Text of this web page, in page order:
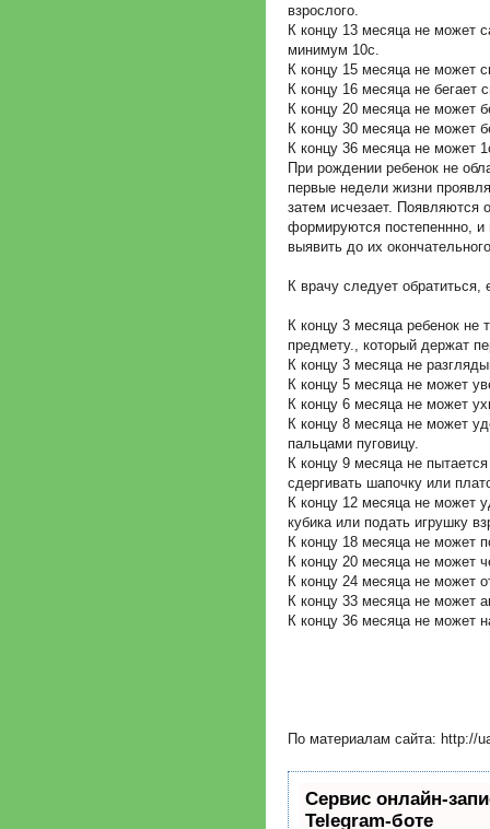
взрослого.
К концу 13 месяца не может
минимум 10с.
К концу 15 месяца не может
К концу 16 месяца не бегает
К концу 20 месяца не может
К концу 30 месяца не может
К концу 36 месяца не может
При рождении ребенок не
первые недели жизни
затем исчезает. Появляются
формируются постепеннно,
выявить до их
К врачу следует обратиться,
К концу 3 месяца ребенок не
предмету., который держат
К концу 3 месяца не
К концу 5 месяца не может
К концу 6 месяца не может
К концу 8 месяца не может
пальцами пуговицу.
К концу 9 месяца не
сдергивать шапочку или
К концу 12 месяца не может
кубика или подать игрушку
К концу 18 месяца не может
К концу 20 месяца не может
К концу 24 месяца не может
К концу 33 месяца не может
К концу 36 месяца не может
По материалам сайта: http://
Сервис онлайн-
Telegram-боте